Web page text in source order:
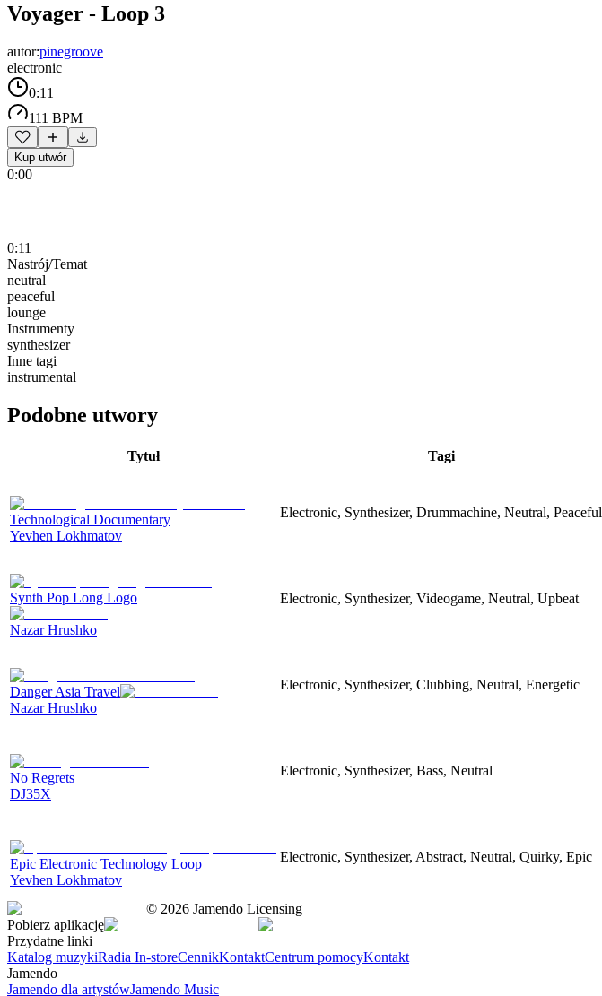
Voyager - Loop 3
autor:pinegroove
electronic
0:11
111 BPM
Kup utwór
0:00
0:11
Nastrój/Temat
neutral
peaceful
lounge
Instrumenty
synthesizer
Inne tagi
instrumental
Podobne utwory
Tytuł Tagi
Technological Documentary
Yevhen Lokhmatov
Electronic, Synthesizer, Drummachine, Neutral, Peaceful
Synth Pop Long Logo
Nazar Hrushko
Electronic, Synthesizer, Videogame, Neutral, Upbeat
Danger Asia Travel
Nazar Hrushko
Electronic, Synthesizer, Clubbing, Neutral, Energetic
No Regrets
DJ35X
Electronic, Synthesizer, Bass, Neutral
Epic Electronic Technology Loop
Yevhen Lokhmatov
Electronic, Synthesizer, Abstract, Neutral, Quirky, Epic
© 2026 Jamendo Licensing
Pobierz aplikację
Przydatne linki
Katalog muzykiRadia In-storeCennikKontaktCentrum pomocyKontakt
Jamendo
Jamendo dla artystówJamendo Music